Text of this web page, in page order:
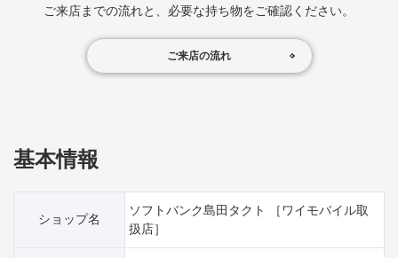
ご来店までの流れと、必要な持ち物をご確認ください。
ご来店の流れ
基本情報
ショップ名
ソフトバンク島田タクト ［ワイモバイル取
扱店］